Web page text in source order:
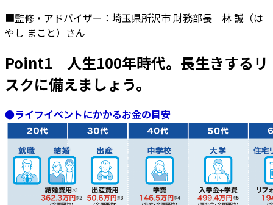
■監修・アドバイザー：埼玉県所沢市 財務部長 林 誠（は
やし まこと）さん
Point1 人生100年時代。長生きするリ
スクに備えましょう。
●ライフイベントにかかるお金の目安